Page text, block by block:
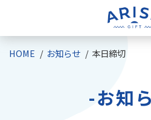
HOME お知らせ 本日締切
-お知